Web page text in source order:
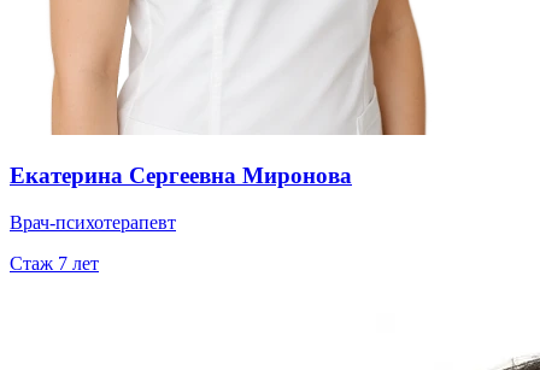
Екатерина Сергеевна Миронова
Врач-психотерапевт
Стаж 7 лет